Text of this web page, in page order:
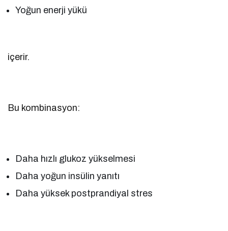
Yoğun enerji yükü
içerir.
Bu kombinasyon:
Daha hızlı glukoz yükselmesi
Daha yoğun insülin yanıtı
Daha yüksek postprandiyal stres